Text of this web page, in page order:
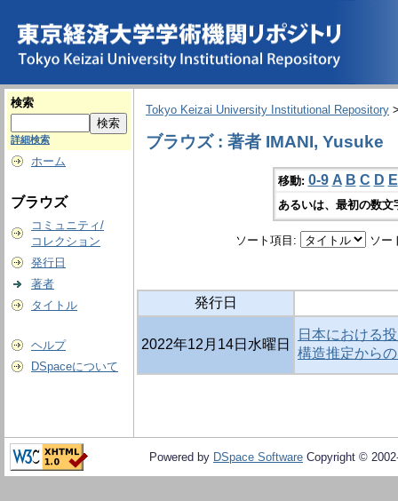
検索
詳細検索
ホーム
ブラウズ
コミュニティ/
コレクション
発行日
著者
タイトル
ヘルプ
DSpaceについて
Tokyo Keizai University Institutional Repository
ブラウズ : 著者 IMANI, Yusuke
移動: 0-9 A B C D E
あるいは、最初の数
ソート項目: ソー
発行日
2022年12月14日水曜日
日本における
構造推定から
Powered by DSpace Software Copyright ©